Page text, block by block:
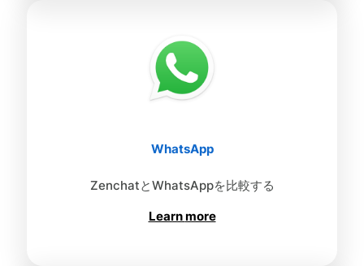
WhatsApp
ZenchatとWhatsAppを比較する
Learnmore